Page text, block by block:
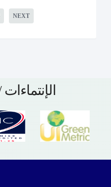
NEXT